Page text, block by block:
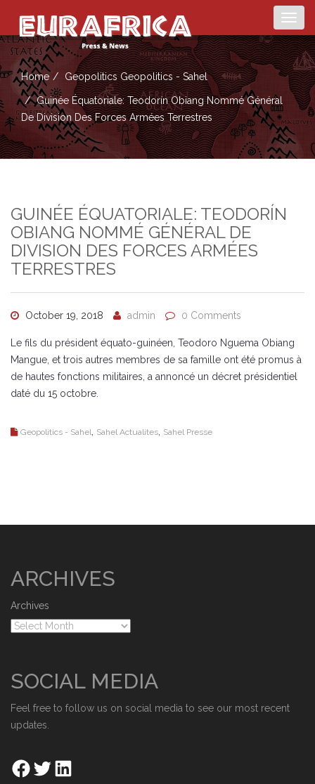
Home Geopolitics Geopolitics - Sahel
Guinée Équatoriale: Teodorín Obiang Nommé Général
De Division Des Forces Armées Terrestres
GUINÉE ÉQUATORIALE: TEODORÍN
OBIANG NOMMÉ GÉNÉRAL DE
DIVISION DES FORCES ARMÉES
TERRESTRES
October 19, 2018 admin 0 Comments
Le fils du président équato-guinéen, Teodoro Nguema Obiang
Mangue, et trois autres membres de sa famille ont été promus à
de hautes fonctions militaires, a annoncé un décret présidentiel
daté du 15 octobre.
Geopolitics - Sahel Sahel Actualites Sahel Presse
ARCHIVES
Archives
SOCIAL MEDIA
Feel free to follow us on social media to see our most recent
updates.